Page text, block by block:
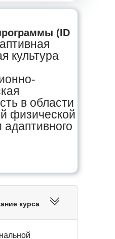
(ID
культура
в области
физической
адаптивного
курса